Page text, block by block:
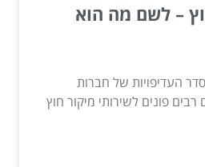
– לשם מה הוא
העדיפויות של חברות
פונים לשירותי מיקור חוץ